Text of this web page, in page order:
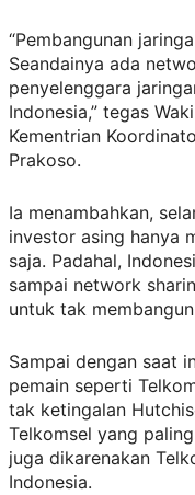
“Pembangunan
Seandainya ada
penyelenggara
Indonesia,” tegas
Kementrian
Prakoso.
Ia menambahkan,
investor asing hanya
saja. Padahal,
sampai network
untuk tak
Sampai dengan saat
pemain seperti
tak ketingalan
Telkomsel yang
juga dikarenakan
Indonesia.